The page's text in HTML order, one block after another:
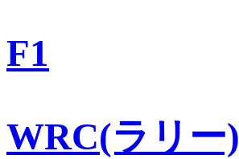
F1
WRC(ラリー)